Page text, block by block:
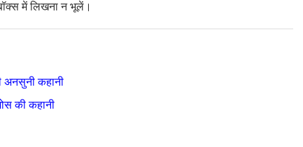
में लिखना न भूलें।
अनसुनी कहानी
की कहानी